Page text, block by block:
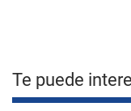
Te puede